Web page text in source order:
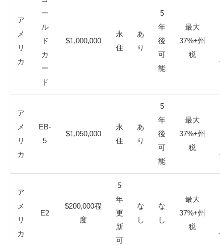
ア
メ
リ
カ
ー
ル
ド
カ
ー
ド
$1,000,000
永
住
あ
り
5
年
後
可
能
最大
37%+州
税
ア
メ
リ
カ
EB-
5
$1,050,000
永
住
あ
り
5
年
後
可
能
最大
37%+州
税
ア
メ
リ
カ
E2
$200,000程
度
5
年
更
新
可
な
し
な
し
最大
37%+州
税